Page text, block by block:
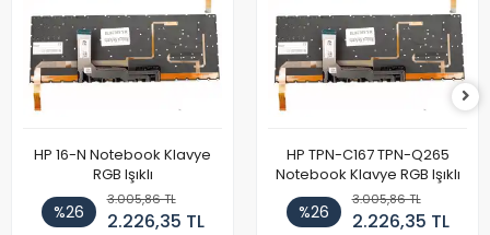
HP 16-N Notebook Klavye
RGB Işıklı
%26
3.005,86 TL
2.226,35 TL
HP TPN-C167 TPN-Q265
Notebook Klavye RGB Işıklı
%26
3.005,86 TL
2.226,35 TL